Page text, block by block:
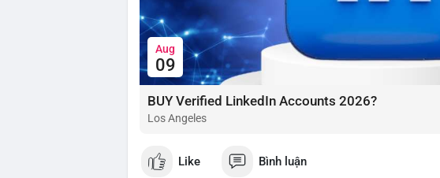
Aug
09
BUY Verified LinkedIn Accounts 2026?
Los Angeles
Like Bình luận